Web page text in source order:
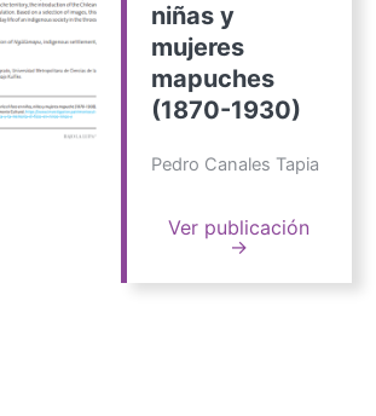
niñas y
mujeres
mapuches
(1870-1930)
Pedro Canales Tapia
Ver publicación
→